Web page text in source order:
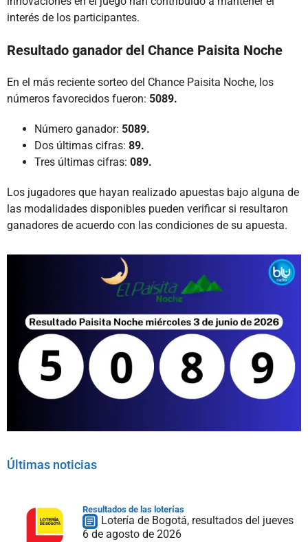
interés de los participantes.
Resultado ganador del Chance Paisita Noche
En el más reciente sorteo del Chance Paisita Noche, los
números favorecidos fueron: 5089.
Número ganador: 5089.
Dos últimas cifras: 89.
Tres últimas cifras: 089.
Los jugadores que hayan realizado apuestas bajo alguna de
las modalidades disponibles pueden verificar si resultaron
ganadores de acuerdo con las condiciones de su apuesta.
Últimas noticias
Resultados de las loterías
Lotería de Bogotá, resultados del jueves
6 de agosto de 2026